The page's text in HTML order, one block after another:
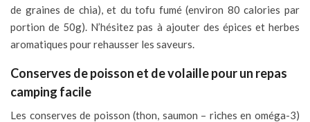
de graines de chia), et du tofu fumé (environ 80 calories par
portion de 50g). N’hésitez pas à ajouter des épices et herbes
aromatiques pour rehausser les saveurs.
Conserves de poisson et de volaille pour un repas
camping facile
Les conserves de poisson (thon, saumon – riches en oméga-3)